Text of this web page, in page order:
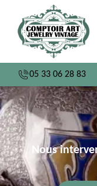
05 33 06 28 83
Nous